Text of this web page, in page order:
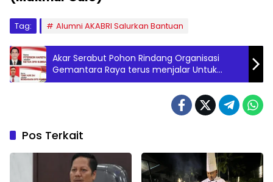
Tag: Alumni AKABRI Salurkan Bantuan
Akar Serabut Pohon Rindang Organisasi
Gemantara Raya terus menjalar Untuk
Indonesia.
Pos Terkait